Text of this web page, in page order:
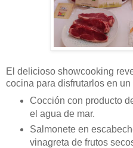
El delicioso showcooking
cocina para disfrutarlos en
Cocción con producto
el agua de mar.
Salmonete en
vinagreta de frutos